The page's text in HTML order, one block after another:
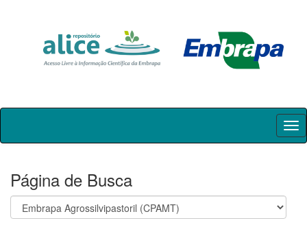
Skip
Página de Busca